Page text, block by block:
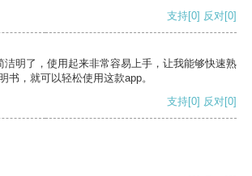
支持[0] 反对[0]
洁明了，使用起来非常容易上手，让我能够快速熟
书，就可以轻松使用这款app。
支持[0] 反对[0]